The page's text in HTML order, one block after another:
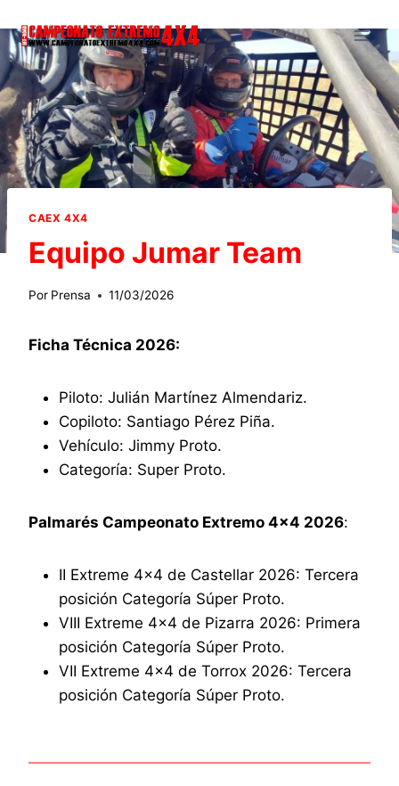
al
contenido
CAEX 4X4
Equipo Jumar Team
Por Prensa 11/03/2026
Ficha Técnica 2026:
Piloto: Julián Martínez Almendariz.
Copiloto: Santiago Pérez Piña.
Vehículo: Jimmy Proto.
Categoría: Super Proto.
Palmarés Campeonato Extremo 4×4 2026:
II Extreme 4×4 de Castellar 2026: Tercera
posición Categoría Súper Proto.
VIII Extreme 4×4 de Pizarra 2026: Primera
posición Categoría Súper Proto.
VII Extreme 4×4 de Torrox 2026: Tercera
posición Categoría Súper Proto.